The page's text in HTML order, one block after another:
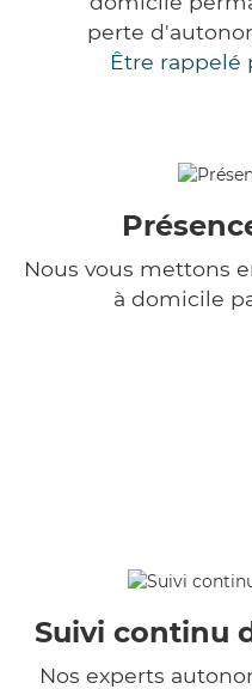
perte
Être rappelé
Nous vous mettons
à domicile
Suivi continu
Nos experts